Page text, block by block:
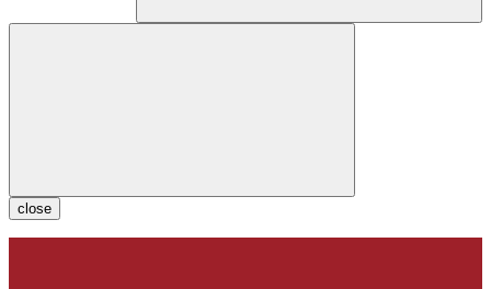
close